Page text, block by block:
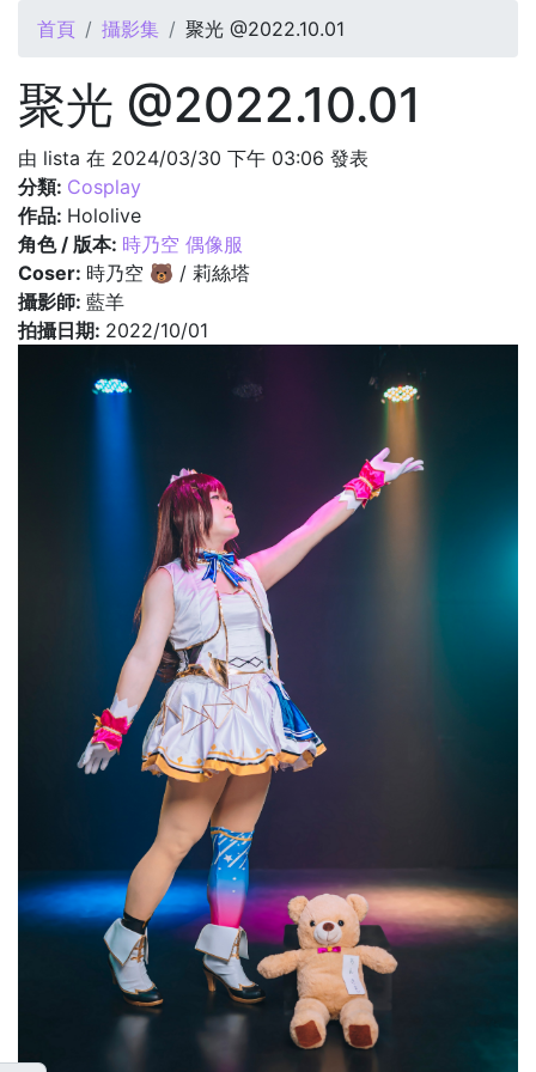
您在這裡
首頁 攝影集 聚光 @2022.10.01
聚光 @2022.10.01
由 lista 在 2024/03/30 下午 03:06 發表
分類: Cosplay
作品: Hololive
角色 / 版本: 時乃空 偶像服
Coser: 時乃空 🐻 / 莉絲塔
攝影師: 藍羊
拍攝日期: 2022/10/01